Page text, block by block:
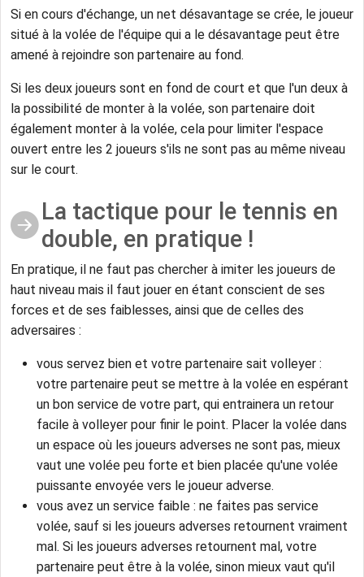
Si en cours d'échange, un net désavantage se crée, le joueur
situé à la volée de l'équipe qui a le désavantage peut être
amené à rejoindre son partenaire au fond.
Si les deux joueurs sont en fond de court et que l'un deux à
la possibilité de monter à la volée, son partenaire doit
également monter à la volée, cela pour limiter l'espace
ouvert entre les 2 joueurs s'ils ne sont pas au même niveau
sur le court.
La tactique pour le tennis en
double, en pratique !
En pratique, il ne faut pas chercher à imiter les joueurs de
haut niveau mais il faut jouer en étant conscient de ses
forces et de ses faiblesses, ainsi que de celles des
adversaires :
vous servez bien et votre partenaire sait volleyer :
votre partenaire peut se mettre à la volée en espérant
un bon service de votre part, qui entrainera un retour
facile à volleyer pour finir le point. Placer la volée dans
un espace où les joueurs adverses ne sont pas, mieux
vaut une volée peu forte et bien placée qu'une volée
puissante envoyée vers le joueur adverse.
vous avez un service faible : ne faites pas service
volée, sauf si les joueurs adverses retournent vraiment
mal. Si les joueurs adverses retournent mal, votre
partenaire peut être à la volée, sinon mieux vaut qu'il